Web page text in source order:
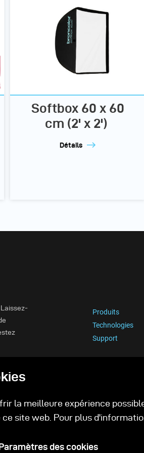
Softbox 60 x 60
cm (2' x 2')
Détails
Produits
Technologies
Support
la meilleure expérience
site web. Pour plus
des cookies